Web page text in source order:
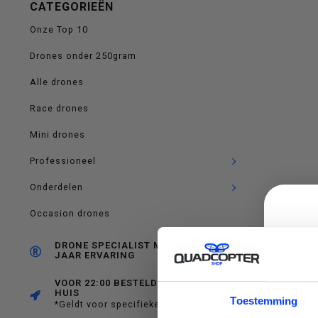
Toestemming
CATEGORIEËN
Onze Top 10
Drones onder 250gram
Alle drones
Race drones
Mini drones
Professioneel
Onderdelen
Occasion drones
DRONE SPECIALIST MET RUIM 10
JAAR ERVARING
VOOR 22:00 BESTELD, MORGEN IN
HUIS
*Geldt voor specifieke producten